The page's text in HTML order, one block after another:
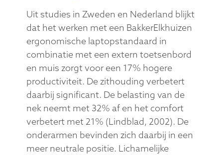
Uit studies in Zweden en Nederland blijkt
dat het werken met een BakkerElkhuizen
ergonomische laptopstandaard in
combinatie met een extern toetsenbord
en muis zorgt voor een 17% hogere
productiviteit. De zithouding verbetert
daarbij significant. De belasting van de
nek neemt met 32% af en het comfort
verbetert met 21% (Lindblad, 2002). De
onderarmen bevinden zich daarbij in een
meer neutrale positie. Lichamelijke